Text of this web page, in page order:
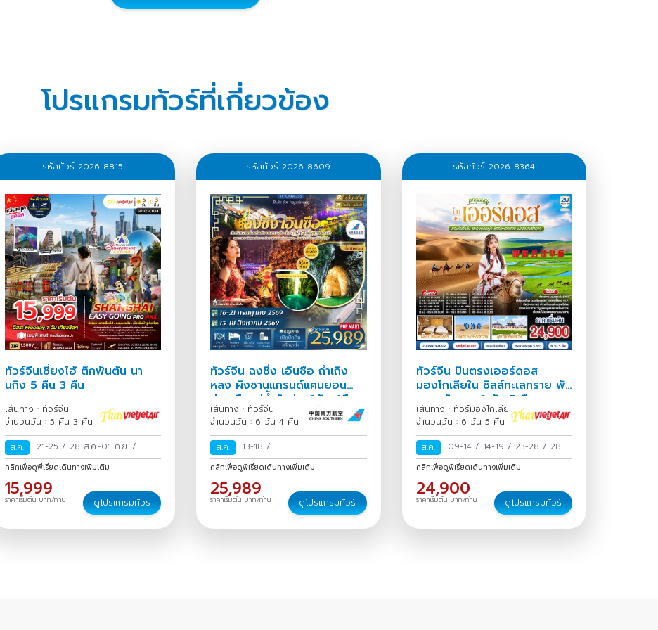
โปรแกรมทัวร์ที่เกี่ยวข้อง
รหัสทัวร์ 2026-8815
ทัวร์จีนเซี่ยงไฮ้ ตึกพันต้น นา
นกิง 5 คืน 3 คืน
เส้นทาง : ทัวร์จีน
จำนวนวัน : 5 คืน 3 คืน
ส.ค.
21-25 / 28 ส.ค.-01 ก.ย. /
คลิกเพื่อดูพีเรียดเดินทางเพิ่มเติม
15,999
ราคาเริ่มต้น บาท/ท่าน ดูโปรแกรมทัวร์
รหัสทัวร์ 2026-8609
ทัวร์จีน ฉงชิ่ง เอินซือ ถ้ำเถิง
หลง ผิงซานแกรนด์แคนยอน
ล่องเรือแม่น้ำก้งสุ่ย 6วัน 4คืน
เส้นทาง : ทัวร์จีน
จำนวนวัน : 6 วัน 4 คืน
ส.ค.
13-18 /
คลิกเพื่อดูพีเรียดเดินทางเพิ่มเติม
25,989
ราคาเริ่มต้น บาท/ท่าน ดูโปรแกรมทัวร์
รหัสทัวร์ 2026-8364
ทัวร์จีน บินตรงเออร์ดอส
มองโกเลียใน ชิลล์ทะเลทราย พัก
สบายห้าดาว 6 วัน 5 คืน
เส้นทาง : ทัวร์มองโกเลีย
จำนวนวัน : 6 วัน 5 คืน
ส.ค.
09-14 / 14-19 / 23-28 / 28
ส.ค.-02 ก.ย./
คลิกเพื่อดูพีเรียดเดินทางเพิ่มเติม
24,900
ราคาเริ่มต้น บาท/ท่าน ดูโปรแกรมทัวร์